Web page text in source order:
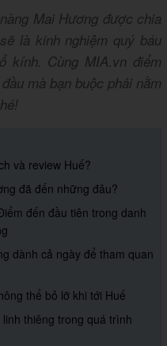
Mai Hương được chia
là kinh nghiệm quý báu
kính. Cùng MIA.vn điểm
mà bạn buộc phải nằm
và review Huế?
đã đến những đâu?
đến đầu tiên trong danh
dành cả ngày để tham quan
thể bỏ lỡ khi tới Huế
thiêng trong quá trình